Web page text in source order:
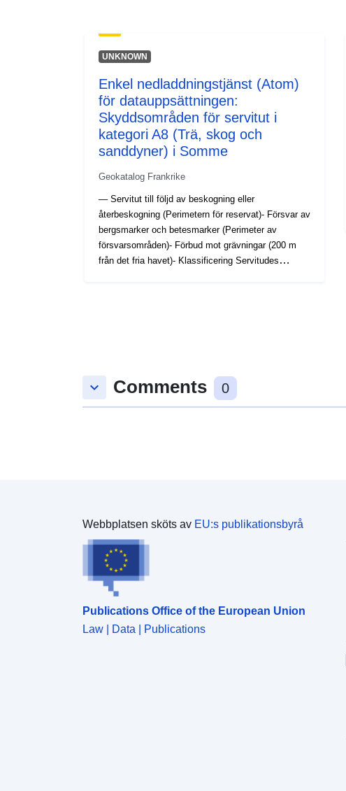
UNKNOWN
Enkel nedladdningstjänst (Atom)
för datauppsättningen:
Skyddsområden för servitut i
kategori A8 (Trä, skog och
sanddyner) i Somme
Geokatalog Frankrike
— Servitut till följd av beskogning eller
återbeskogning (Perimetern för reservat)- Försvar av
bergsmarker och betesmarker (Perimeter av
försvarsområden)- Förbud mot grävningar (200 m
från det fria havet)- Klassificering Servitudes
keyboard_arrow_down Comments 0
Webbplatsen sköts av EU:s publikationsbyrå
Publications Office of the European Union
Law | Data | Publications